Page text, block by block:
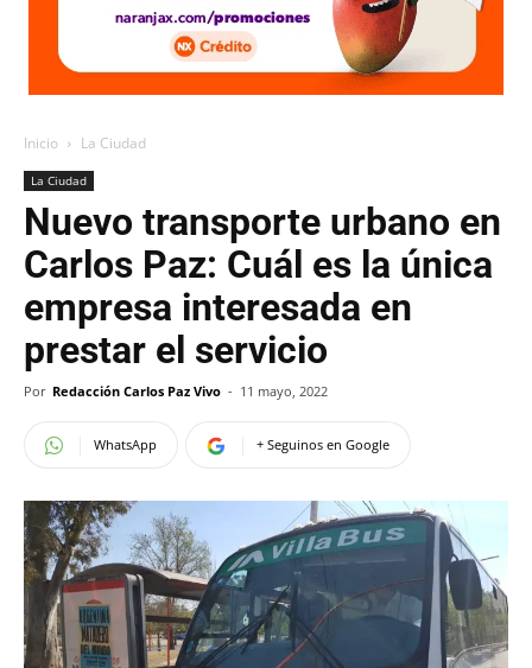
Inicio La Ciudad
La Ciudad
Nuevo transporte urbano en
Carlos Paz: Cuál es la única
empresa interesada en
prestar el servicio
Por Redacción Carlos Paz Vivo - 11 mayo, 2022
WhatsApp + Seguinos en Google